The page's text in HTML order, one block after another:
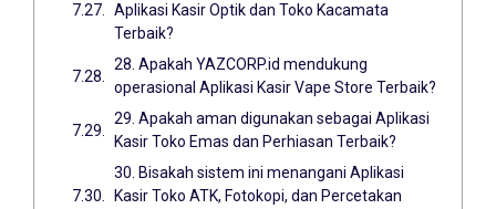
Aplikasi Kasir Optik dan Toko Kacamata
Terbaik?
28. Apakah YAZCORP.id mendukung
operasional Aplikasi Kasir Vape Store Terbaik?
29. Apakah aman digunakan sebagai Aplikasi
Kasir Toko Emas dan Perhiasan Terbaik?
30. Bisakah sistem ini menangani Aplikasi
Kasir Toko ATK, Fotokopi, dan Percetakan